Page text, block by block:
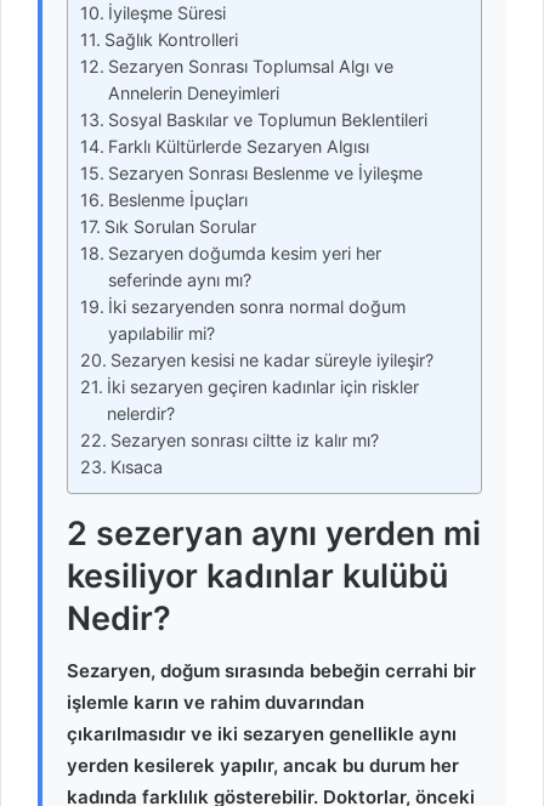
İyileşme Süresi
Sağlık Kontrolleri
Sezaryen Sonrası Toplumsal Algı ve
Annelerin Deneyimleri
Sosyal Baskılar ve Toplumun Beklentileri
Farklı Kültürlerde Sezaryen Algısı
Sezaryen Sonrası Beslenme ve İyileşme
Beslenme İpuçları
Sık Sorulan Sorular
Sezaryen doğumda kesim yeri her
seferinde aynı mı?
İki sezaryenden sonra normal doğum
yapılabilir mi?
Sezaryen kesisi ne kadar süreyle iyileşir?
İki sezaryen geçiren kadınlar için riskler
nelerdir?
Sezaryen sonrası ciltte iz kalır mı?
Kısaca
2 sezeryan aynı yerden mi
kesiliyor kadınlar kulübü
Nedir?
Sezaryen, doğum sırasında bebeğin cerrahi bir
işlemle karın ve rahim duvarından
çıkarılmasıdır ve iki sezaryen genellikle aynı
yerden kesilerek yapılır, ancak bu durum her
kadında farklılık gösterebilir. Doktorlar, önceki